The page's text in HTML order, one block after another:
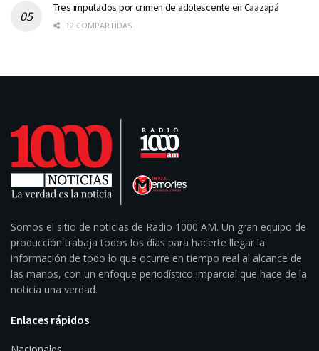
Tres imputados por crimen de adolescente en Caazapá
12 COMPARTIDAS
Somos el sitio de noticias de Radio 1000 AM. Un gran equipo de
producción trabaja todos los días para hacerte llegar la
información de todo lo que ocurre en tiempo real al alcance de
las manos, con un enfoque periodístico imparcial que hace de la
noticia una verdad.
Enlaces rápidos